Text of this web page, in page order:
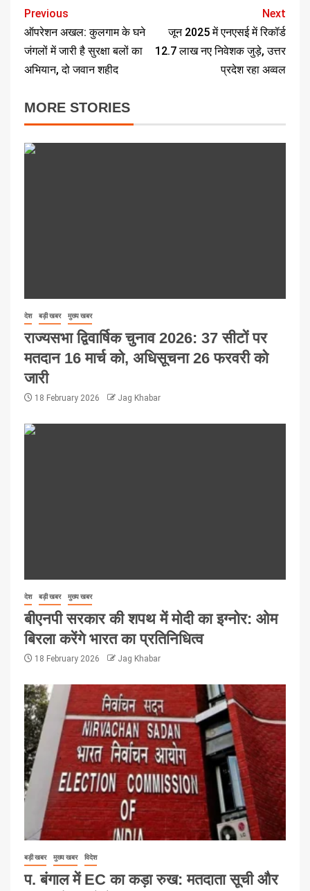
Previous
ऑपरेशन अखल: कुलगाम के घने
जंगलों में जारी है सुरक्षा बलों का
अभियान, दो जवान शहीद
Next
जून 2025 में एनएसई में रिकॉर्ड
12.7 लाख नए निवेशक जुड़े, उत्तर
प्रदेश रहा अव्वल
MORE STORIES
देश बड़ी खबर मुख्य खबर
राज्यसभा द्विवार्षिक चुनाव 2026: 37 सीटों पर
मतदान 16 मार्च को, अधिसूचना 26 फरवरी को
जारी
18 February 2026 Jag Khabar
देश बड़ी खबर मुख्य खबर
बीएनपी सरकार की शपथ में मोदी का इग्नोर: ओम
बिरला करेंगे भारत का प्रतिनिधित्व
18 February 2026 Jag Khabar
बड़ी खबर मुख्य खबर विदेश
प. बंगाल में EC का कड़ा रुख: मतदाता सूची और